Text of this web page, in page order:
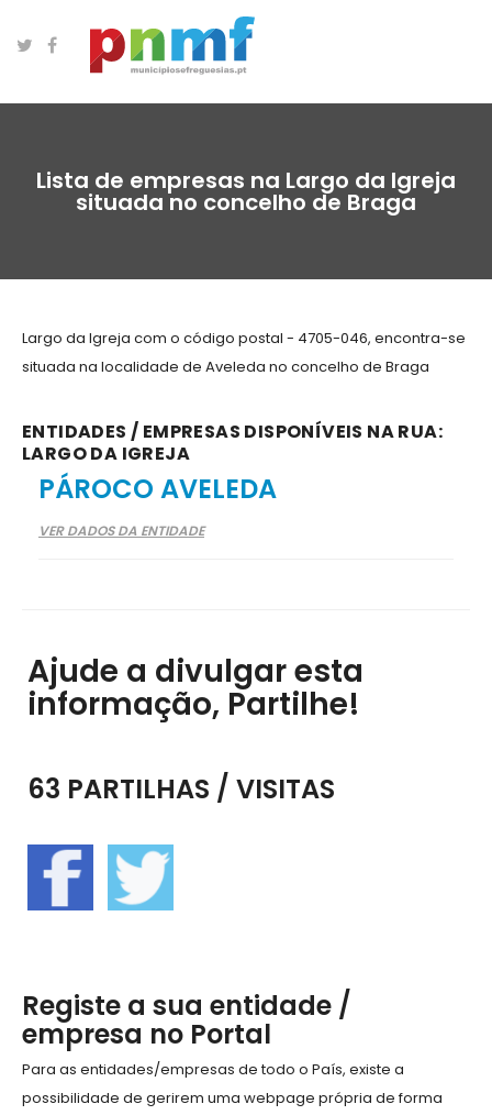
Lista de empresas na Largo da Igreja
situada no concelho de Braga
Largo da Igreja com o código postal - 4705-046, encontra-se
situada na localidade de Aveleda no concelho de Braga
ENTIDADES / EMPRESAS DISPONÍVEIS NA RUA:
LARGO DA IGREJA
PÁROCO AVELEDA
VER DADOS DA ENTIDADE
Ajude a divulgar esta
informação, Partilhe!
63 PARTILHAS / VISITAS
Registe a sua entidade /
empresa no Portal
Para as entidades/empresas de todo o País, existe a
possibilidade de gerirem uma webpage própria de forma